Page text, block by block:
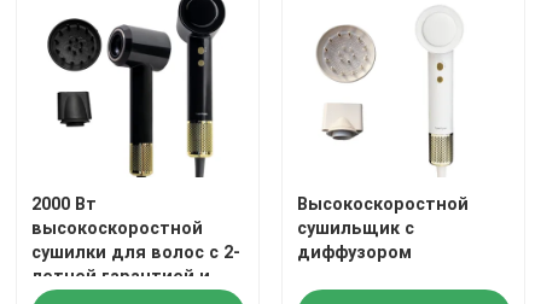
2000 Вт
высокоскоростной
сушилки для волос с 2-
летней гарантией и
Высокоскоростной
сушильщик с
диффузором